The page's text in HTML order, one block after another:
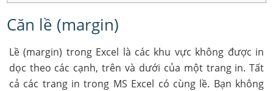
Căn lề (margin)
Lề (margin) trong Excel là các khu vực không được in
dọc theo các cạnh, trên và dưới của một trang in. Tất
cả các trang in trong MS Excel có cùng lề. Bạn không